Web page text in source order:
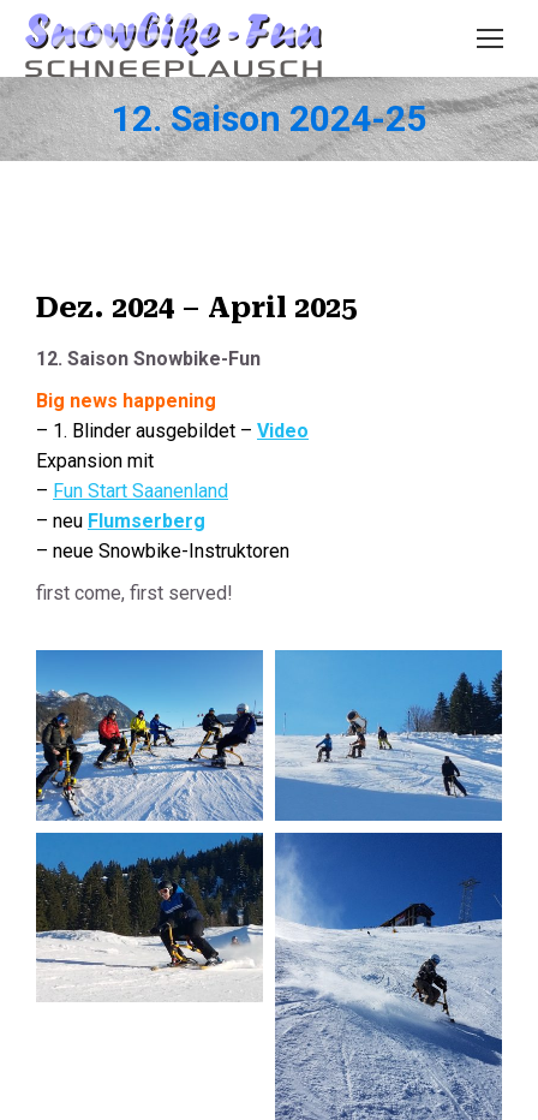
12. Saison 2024-25
Dez. 2024 – April 2025
12. Saison Snowbike-Fun
Big news happening
– 1. Blinder ausgebildet – Video
Expansion mit
– Fun Start Saanenland
– neu Flumserberg
– neue Snowbike-Instruktoren
first come, first served!